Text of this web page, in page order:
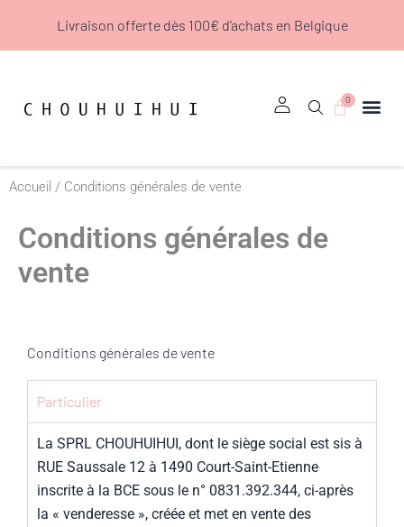
Livraison offerte dès 100€ d’achats en Belgique
0
Panier
Accueil / Conditions générales de vente
Conditions générales de
vente
Conditions générales de vente
Particulier
La SPRL CHOUHUIHUI, dont le siège social est sis à
RUE Saussale 12 à 1490 Court-Saint-Etienne
inscrite à la BCE sous le n° 0831.392.344, ci-après
la « venderesse », créée et met en vente des